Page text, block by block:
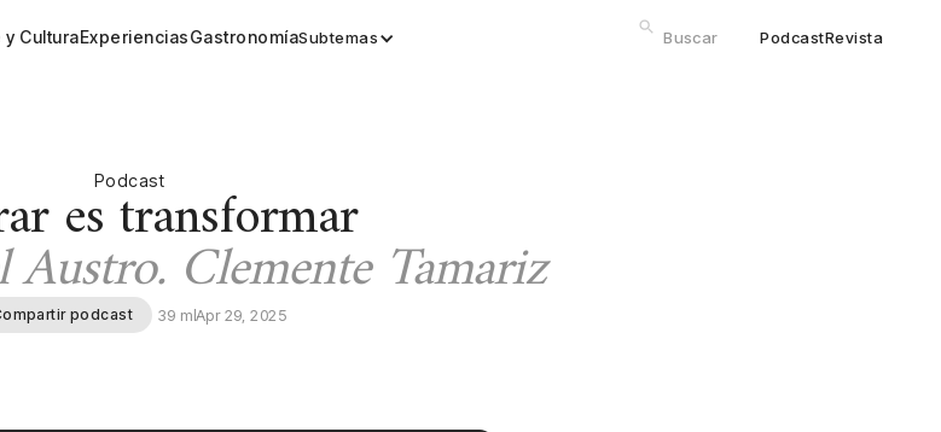
y CulturaExperienciasGastronomíaSubtemas PodcastRevista
Podcast
es transformar
Austro. Clemente Tamariz
podcast 39 mApr 29, 2025